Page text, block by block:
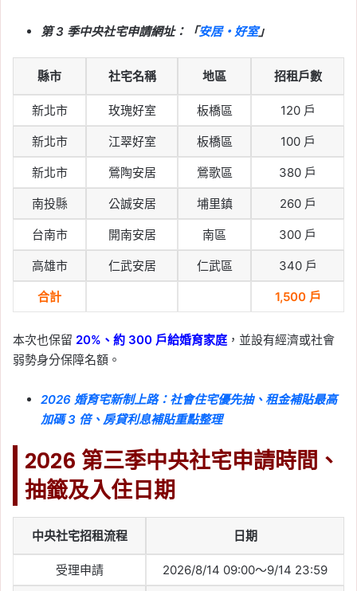
2%
信義房屋不動產評論
房價, 房市, 房租
房租指數, 租屋, 租屋族
2026-06-09
首購族晚 5 年買房多花
400 萬？同齡買方購屋總
價 5 年漲四成以上！
Tag:信義, 信義不動產評論, 信義代銷 ,
信義全球資產公司
信義嘉學, 信義房屋
信義房屋不動產評論, 房價, 房市, 買房
2026-06-08
股市大跌會影響房市嗎？
信義房屋整理 6 次歷史經
驗：關鍵在無薪假與就業
信義全球資產公司, 信義嘉學, 信義房屋
信義房屋不動產評論
2026-06-03
六都 5 月房市買氣回溫！
高雄月增 24% 領漲，央
行鬆綁後成屋市場人氣回
Tag: 信義, 信義不動產評論 , 信義代銷
第 3 季中央社宅申請網址：「安居・好室」
縣市 社宅名稱 地區 招租戶數
新北市 玫瑰好室 板橋區 120 戶
新北市 江翠好室 板橋區 100 戶
新北市 鶯陶安居 鶯歌區 380 戶
南投縣 公誠安居 埔里鎮 260 戶
台南市 開南安居 南區 300 戶
高雄市 仁武安居 仁武區 340 戶
合計 1,500 戶
本次也保留 20%、約 300 戶給婚育家庭 ，並設有經濟或社會
弱勢身分保障名額。
2026 婚育宅新制上路：社會住宅優先抽、租金補貼最高
加碼 3 倍、房貸利息補貼重點整理
2026 第三季中央社宅申請時間、
抽籤及入住日期
中央社宅招租流程 日期
受理申請 2026/8/14 09:00～9/14 23:59